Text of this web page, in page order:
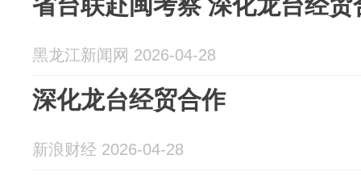
黑龙江新闻网 2026-04-28
深化龙台经贸合作
新浪财经 2026-04-28